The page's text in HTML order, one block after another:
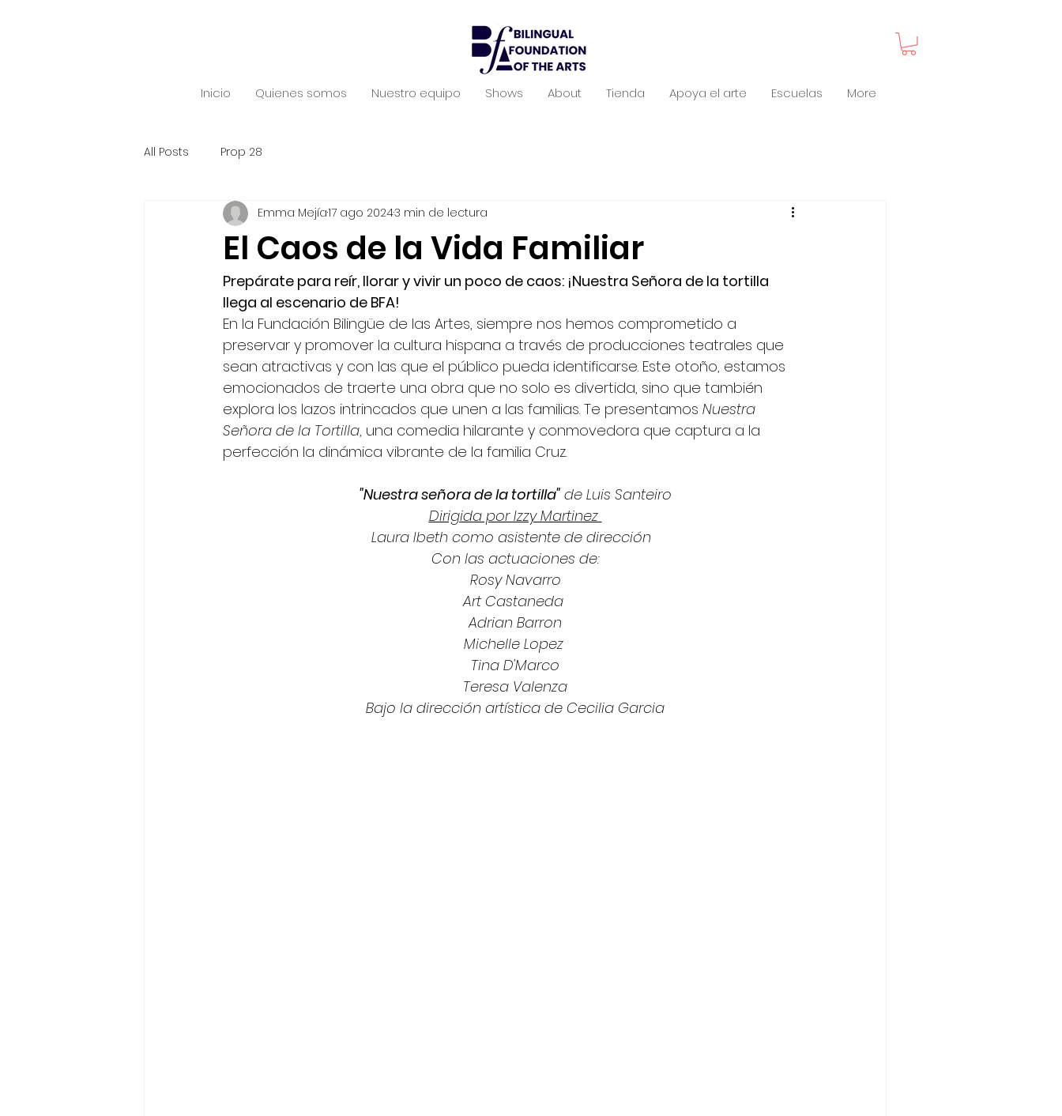
Inicio Quienes somos Nuestro equipo Shows About Tienda Apoya el arte Escuelas More
All Posts Prop 28
El Caos de la Vida Familiar
Emma Mejía17 ago 20243 min de lectura
Prepárate para reír, llorar y vivir un poco de caos: ¡Nuestra Señora de la tortilla
llega al escenario de BFA!
En la Fundación Bilingüe de las Artes, siempre nos hemos comprometido a
preservar y promover la cultura hispana a través de producciones teatrales que
sean atractivas y con las que el público pueda identificarse. Este otoño, estamos
emocionados de traerte una obra que no solo es divertida, sino que también
explora los lazos intrincados que unen a las familias. Te presentamos Nuestra
Señora de la Tortilla, una comedia hilarante y conmovedora que captura a la
perfección la dinámica vibrante de la familia Cruz.
"Nuestra señora de la tortilla" de Luis Santeiro
Dirigida por Izzy Martinez
Laura Ibeth como asistente de dirección
Con las actuaciones de:
Rosy Navarro
Art Castaneda
Adrian Barron
Michelle Lopez
Tina D'Marco
Teresa Valenza
Bajo la dirección artística de Cecilia Garcia